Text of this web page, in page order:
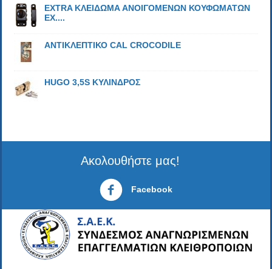
EXTRA ΚΛΕΙΔΩΜΑ ΑΝΟΙΓΟΜΕΝΩΝ ΚΟΥΦΩΜΑΤΩΝ
EX....
ΑΝΤΙΚΛΕΠΤΙΚΟ CAL CROCODILE
HUGO 3,5S ΚΥΛΙΝΔΡΟΣ
Ακολουθήστε μας!
Facebook